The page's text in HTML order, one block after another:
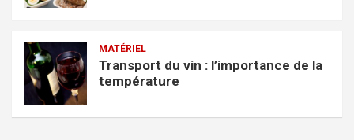
MATÉRIEL
Transport du vin : l’importance de la
température